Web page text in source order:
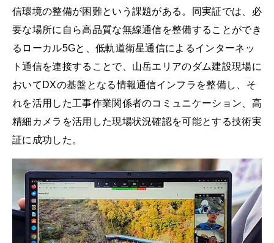
信環境の整備が困難という課題がある。同実証では、必
要な場所に自ら高品質な無線通信を整備することができ
るローカル5Gと、低軌道衛星通信によるインターネッ
ト通信を連接することで、山岳エリアのダム建設現場に
おいてDXの基盤となる情報通信インフラを整備し、そ
れを活用した工事作業関係者のコミュニケーション、高
精細カメラを活用した現場状況確認を可能とする技術実
証に成功した。